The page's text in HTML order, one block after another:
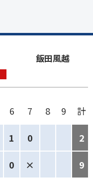
飯田風越
6 7 8 9 計
1 0 2
0 × 9